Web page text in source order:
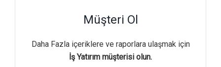
Müşteri Ol
Daha Fazla içeriklere ve raporlara ulaşmak için
İş Yatırım müşterisi olun.